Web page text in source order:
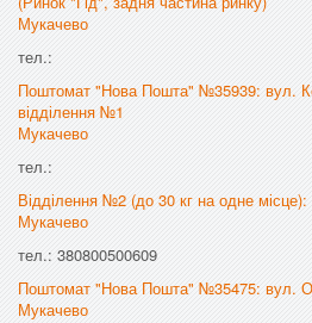
Мукачево
тел.:
Поштомат "Нова Пошта" №35939: вул.
відділення №1
Мукачево
тел.:
Відділення №2 (до 30 кг на одне
Мукачево
тел.: 380800500609
Поштомат "Нова Пошта" №35475: вул.
Мукачево